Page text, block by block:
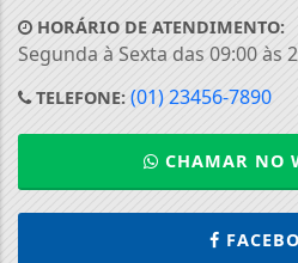
HORÁRIO DE ATENDIMENTO:
Segunda à Sexta das 09:00 às
TELEFONE: (01) 23456-7890
CHAMAR NO